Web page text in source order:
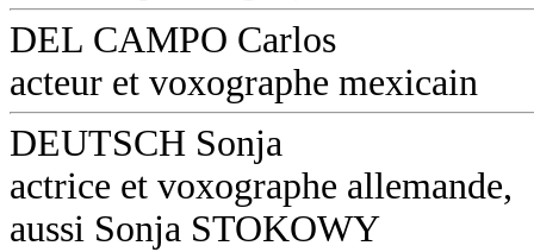
DEL CAMPO Carlos
acteur et voxographe mexicain
DEUTSCH Sonja
actrice et voxographe allemande,
aussi Sonja STOKOWY